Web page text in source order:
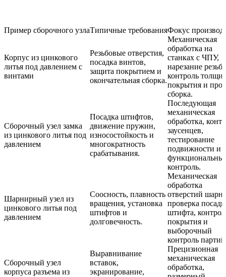
Пример сборочного узлаТипичные требованияФокус
Корпус из цинкового
литья под давлением с
винтами
Резьбовые отверстия,
посадка винтов,
защита покрытием и
окончательная сборка.
Механическая
обработка на
станках с ЧПУ,
нарезание
контроль
покрытия и
сборка.
Сборочный узел замка
из цинкового литья под
давлением
Посадка штифтов,
движение пружин,
износостойкость и
многократность
срабатывания.
Последующая
механическая
обработка,
заусенцев,
тестирование
подвижности и
контроль.
Шарнирный узел из
цинкового литья под
давлением
Соосность, плавность
вращения, установка
штифтов и
долговечность.
Механическая
обработка
отверстий
проверка
штифта,
покрытия и
выборочный
контроль
Сборочный узел
корпуса разъема из
Выравнивание
вставок,
экранирование,
Прецизионная
механическая
обработка,